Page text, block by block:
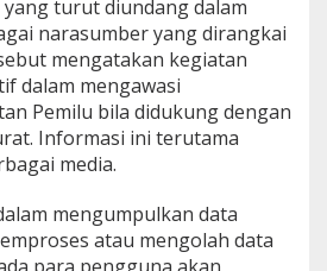
yang turut diundang dalam
narasumber yang dirangkai
mengatakan kegiatan
dalam mengawasi
Pemilu bila didukung dengan
Informasi ini terutama
media.
mengumpulkan data
atau mengolah data
para pengguna akan